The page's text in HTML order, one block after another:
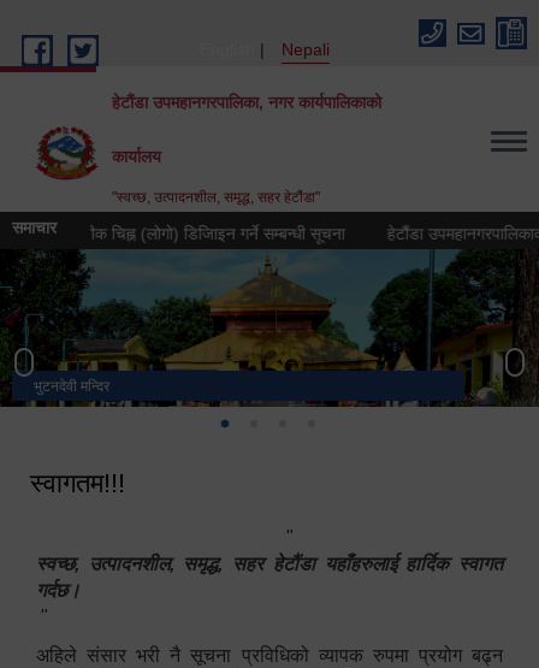
Nepali
हेटौंडा उपमहानगरपालिका, नगर कार्यपालिकाको
कार्यालय
"स्वच्छ, उत्पादनशील, समृद्ध, सहर हेटौंडा"
समाचार
को प्रतीक चिह्न (लोगो) डिजिाइन गर्ने सम्बन्धी सूचना हेटौंडा उपमहानगरपालिकाको
भुटनदेवी मन्दिर
स्मारक
हेटौंडा उपमहानगरपालिका नगर कार्यपालिकाको कार्यालय
मनकामना डाँडाबाट देखिएको दृश्य
स्वागतम!!!
"
स्वच्छ, उत्पादनशील, समृद्ध, सहर हेटौंडा यहाँहरुलाई हार्दिक स्वागत
गर्दछ।
"
अहिले संसार भरी नै सूचना प्रविधिको व्यापक रुपमा प्रयोग बढ्न